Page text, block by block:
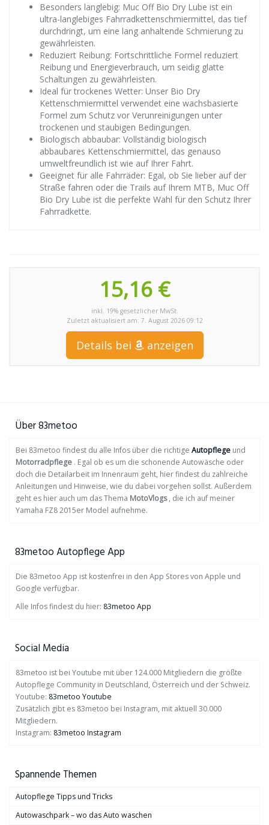
Besonders langlebig: Muc Off Bio Dry Lube ist ein
ultra-langlebiges Fahrradkettenschmiermittel, das tief
durchdringt, um eine lang anhaltende Schmierung zu
gewährleisten.
Reduziert Reibung: Fortschrittliche Formel reduziert
Reibung und Energieverbrauch, um seidig glatte
Schaltungen zu gewährleisten.
Ideal für trockenes Wetter: Unser Bio Dry
Kettenschmiermittel verwendet eine wachsbasierte
Formel zum Schutz vor Verunreinigungen unter
trockenen und staubigen Bedingungen.
Biologisch abbaubar: Vollständig biologisch
abbaubares Kettenschmiermittel, das genauso
umweltfreundlich ist wie auf Ihrer Fahrt.
Geeignet für alle Fahrräder: Egal, ob Sie lieber auf der
Straße fahren oder die Trails auf Ihrem MTB, Muc Off
Bio Dry Lube ist die perfekte Wahl für den Schutz Ihrer
Fahrradkette.
15,16 €
inkl. 19% gesetzlicher MwSt.
Zuletzt aktualisiert am: 7. August 2026 09:12
Details bei anzeigen
Über 83metoo
Bei 83metoo findest du alle Infos über die richtige Autopflege und
Motorradpflege . Egal ob es um die schonende Autowäsche oder
doch die Detailarbeit im Innenraum geht, hier findest du zahlreiche
Anleitungen und Hinweise, wie du dabei vorgehen sollst. Außerdem
geht es hier auch um das Thema MotoVlogs, die ich auf meiner
Yamaha FZ8 2015er Model aufnehme.
83metoo Autopflege App
Die 83metoo App ist kostenfrei in den App Stores von Apple und
Google verfügbar.
Alle Infos findest du hier: 83metoo App
Social Media
83metoo ist bei Youtube mit über 124.000 Mitgliedern die größte
Autopflege Community in Deutschland, Österreich und der Schweiz.
Youtube: 83metoo Youtube
Zusätzlich gibt es 83metoo bei Instagram, mit aktuell 30.000
Mitgliedern.
Instagram: 83metoo Instagram
Spannende Themen
Autopflege Tipps und Tricks
Autowaschpark – wo das Auto waschen